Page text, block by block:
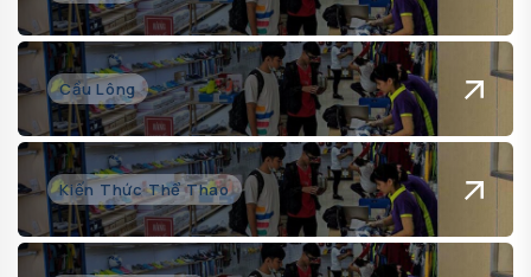
Cầu Lông
Kiến Thức Thể Thao